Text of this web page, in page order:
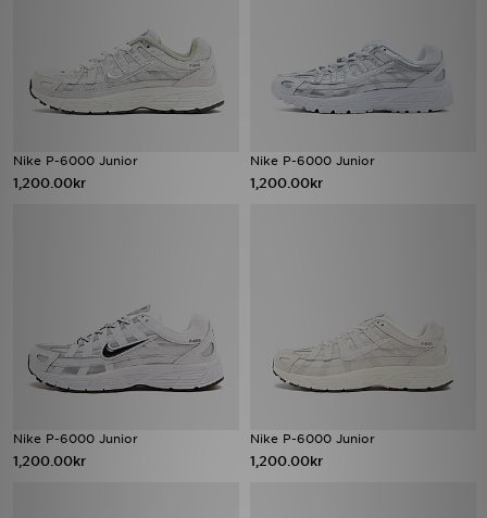
Nike P-6000 Junior
1,200.00kr
Nike P-6000 Junior
1,200.00kr
Nike P-6000 Junior
1,200.00kr
Nike P-6000 Junior
1,200.00kr